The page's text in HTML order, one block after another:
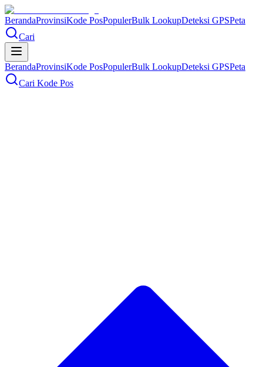
BerandaProvinsiKode PosPopulerBulk LookupDeteksi GPSPeta
Cari
BerandaProvinsiKode PosPopulerBulk LookupDeteksi GPSPeta
Cari Kode Pos